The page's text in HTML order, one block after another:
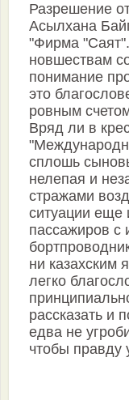
Разрешение
Асылхана
"Фирма
новшествам
понимание
это
ровным
Вряд ли в
сплошь
нелепая и
стражами
ситуации еще
пассажиров с
ни казахским
легко
рассказать и
едва не
чтобы правду